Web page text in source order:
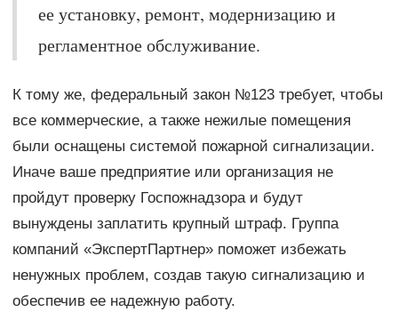
ее установку, ремонт, модернизацию и
регламентное обслуживание.
К тому же, федеральный закон №123 требует, чтобы
все коммерческие, а также нежилые помещения
были оснащены системой пожарной сигнализации.
Иначе ваше предприятие или организация не
пройдут проверку Госпожнадзора и будут
вынуждены заплатить крупный штраф. Группа
компаний «ЭкспертПартнер» поможет избежать
ненужных проблем, создав такую сигнализацию и
обеспечив ее надежную работу.